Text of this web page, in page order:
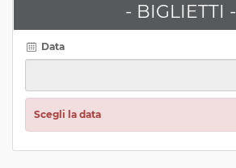
- BIGLIETTI -
Data
Scegli la data